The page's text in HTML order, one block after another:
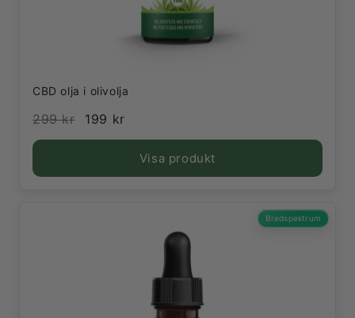
CBD olja i olivolja
299 kr 199 kr
Visa produkt
Bredspektrum